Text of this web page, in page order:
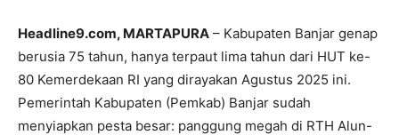
Headline9.com, MARTAPURA – Kabupaten Banjar genap
berusia 75 tahun, hanya terpaut lima tahun dari HUT ke-
80 Kemerdekaan RI yang dirayakan Agustus 2025 ini.
Pemerintah Kabupaten (Pemkab) Banjar sudah
menyiapkan pesta besar: panggung megah di RTH Alun-